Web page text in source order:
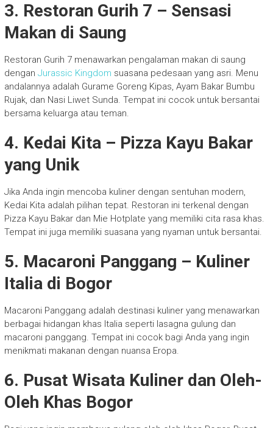
3. Restoran Gurih 7 – Sensasi
Makan di Saung
Restoran Gurih 7 menawarkan pengalaman makan di saung
dengan Jurassic Kingdom suasana pedesaan yang asri. Menu
andalannya adalah Gurame Goreng Kipas, Ayam Bakar Bumbu
Rujak, dan Nasi Liwet Sunda. Tempat ini cocok untuk bersantai
bersama keluarga atau teman.
4. Kedai Kita – Pizza Kayu Bakar
yang Unik
Jika Anda ingin mencoba kuliner dengan sentuhan modern,
Kedai Kita adalah pilihan tepat. Restoran ini terkenal dengan
Pizza Kayu Bakar dan Mie Hotplate yang memiliki cita rasa khas.
Tempat ini juga memiliki suasana yang nyaman untuk bersantai.
5. Macaroni Panggang – Kuliner
Italia di Bogor
Macaroni Panggang adalah destinasi kuliner yang menawarkan
berbagai hidangan khas Italia seperti lasagna gulung dan
macaroni panggang. Tempat ini cocok bagi Anda yang ingin
menikmati makanan dengan nuansa Eropa.
6. Pusat Wisata Kuliner dan Oleh-
Oleh Khas Bogor